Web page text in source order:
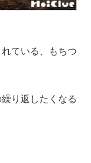
ている、もちつ
り返したくなる